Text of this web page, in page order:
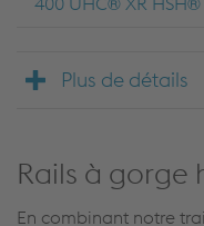
Plus de détails
Rails à
En combinant notre